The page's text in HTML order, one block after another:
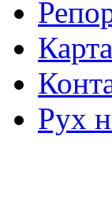
Рух